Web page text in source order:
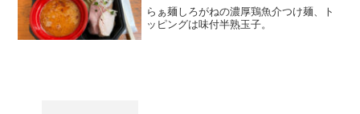
らぁ麺しろがねの濃厚鶏魚介つけ麺、ト
ッピングは味付半熟玉子。